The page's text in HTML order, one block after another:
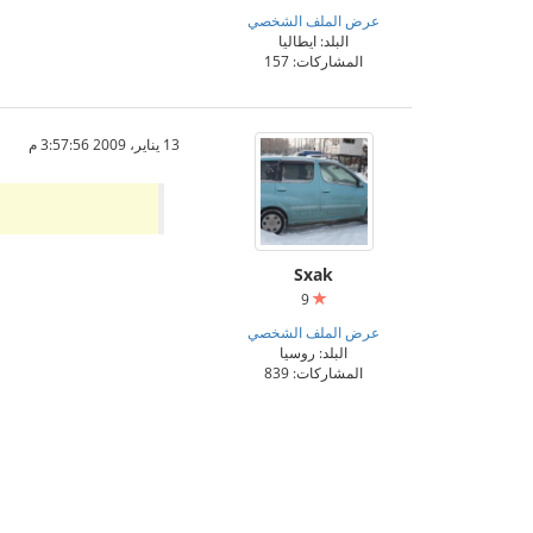
عرض الملف الشخصي
البلد: ايطاليا
المشاركات: 157
Sxak
9
عرض الملف الشخصي
البلد: روسيا
المشاركات: 839
13 يناير، 2009 3:57:56 م